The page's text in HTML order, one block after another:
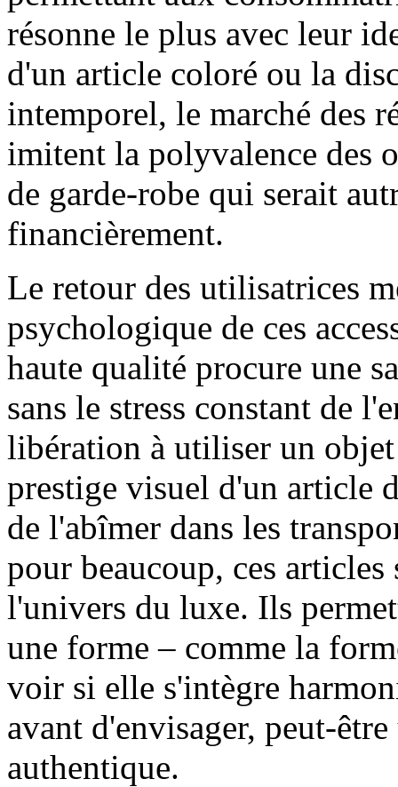
résonne le plus avec leur
d'un article coloré ou la
intemporel, le marché des
imitent la polyvalence des
de garde-robe qui serait
financièrement.
Le retour des utilisatrices
psychologique de ces
haute qualité procure une
sans le stress constant de
libération à utiliser un
prestige visuel d'un article
de l'abîmer dans les
pour beaucoup, ces articles
l'univers du luxe. Ils
une forme – comme la
voir si elle s'intègre
avant d'envisager, peut-
authentique.